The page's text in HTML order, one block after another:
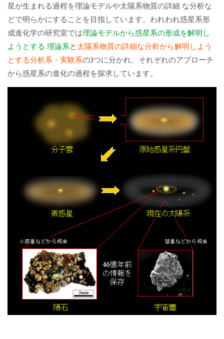
星が生まれる過程を理論モデルや太陽系物質の詳細 な分析な
どで明らかにすることを目指しています。われわれ惑星系形
成進化学の研究室では理論モデルから惑星系の形成を解明し
ようとする 理論系と 太陽系物質の詳細な分析から解明しよう
とする分析系・実験系の3つに分かれ、それぞれのアプローチ
から惑星系の進化の過程を探求しています。